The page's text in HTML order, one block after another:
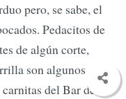
pero, se sabe, el
Pedacitos de
de algún corte,
son algunos de
del Bar de